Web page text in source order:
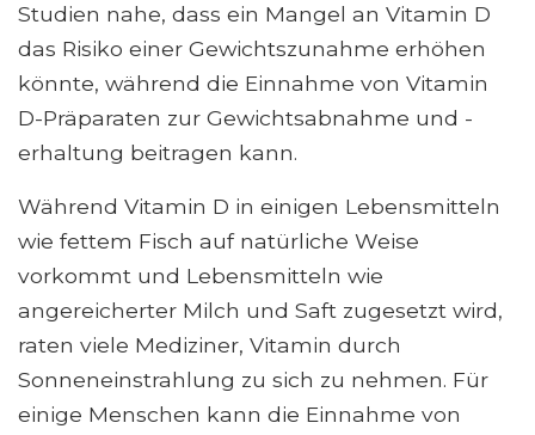
Studien nahe, dass ein Mangel an Vitamin D
das Risiko einer Gewichtszunahme erhöhen
könnte, während die Einnahme von Vitamin
D-Präparaten zur Gewichtsabnahme und -
erhaltung beitragen kann.
Während Vitamin D in einigen Lebensmitteln
wie fettem Fisch auf natürliche Weise
vorkommt und Lebensmitteln wie
angereicherter Milch und Saft zugesetzt wird,
raten viele Mediziner, Vitamin durch
Sonneneinstrahlung zu sich zu nehmen. Für
einige Menschen kann die Einnahme von